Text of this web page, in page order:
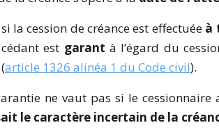
la cession de créance est effectuée à
est garant à l’égard du
(article 1326 alinéa 1 du Code civil).
ne vaut pas si le cessionnaire
le caractère incertain de la